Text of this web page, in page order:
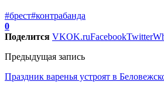
#брест#контрабанда
0
Поделится VKOK.ruFacebookTwitter
Предыдущая запись
Праздник варенья устроят в